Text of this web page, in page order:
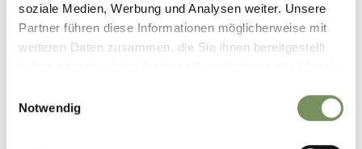
soziale Medien, Werbung und Analysen weiter. Unsere
Partner führen diese Informationen möglicherweise mit
weiteren Daten zusammen, die Sie ihnen bereitgestellt
Notwendig